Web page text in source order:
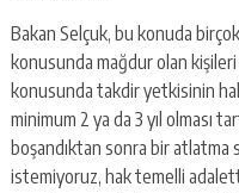
Bakan Selçuk, bu konuda
konusunda mağdur olan kişileri
konusunda takdir yetkisinin
minimum 2 ya da 3 yıl olması
boşandıktan sonra bir atlatma
istemiyoruz, hak temelli